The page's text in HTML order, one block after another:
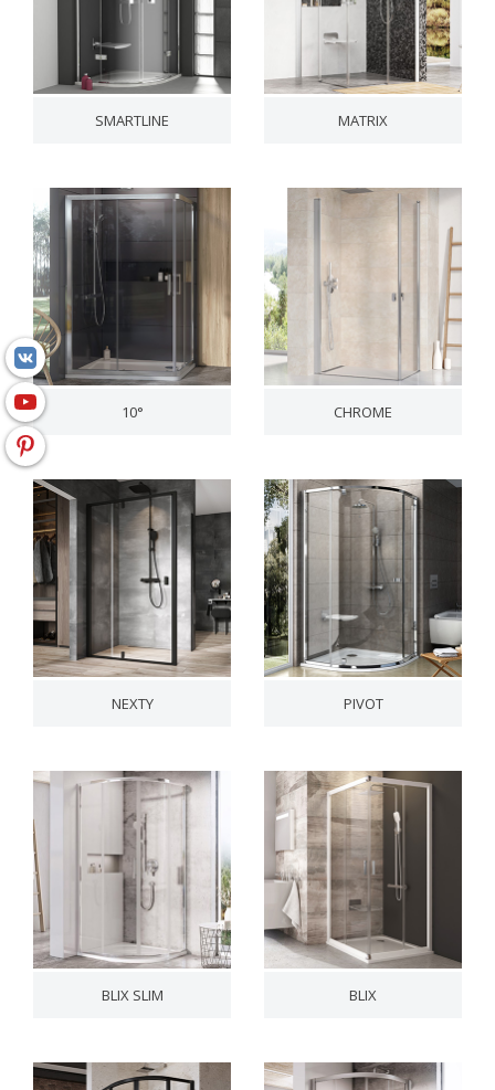
SMARTLINE MATRIX
10° CHROME
NEXTY PIVOT
BLIX SLIM BLIX